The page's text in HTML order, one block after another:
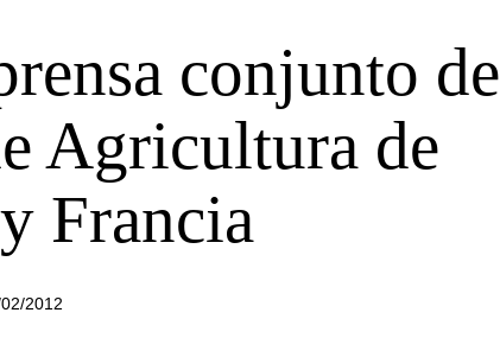
conjunto de
Agricultura de
Francia
2012